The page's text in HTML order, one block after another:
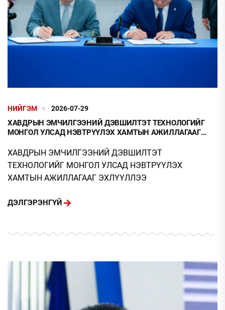
НИЙГЭМ 2026-07-29
ХАВДРЫН ЭМЧИЛГЭЭНИЙ ДЭВШИЛТЭТ ТЕХНОЛОГИЙГ
МОНГОЛ УЛСАД НЭВТРҮҮЛЭХ ХАМТЫН АЖИЛЛАГААГ
ХАВДРЫН ЭМЧИЛГЭЭНИЙ ДЭВШИЛТЭТ
ТЕХНОЛОГИЙГ МОНГОЛ УЛСАД НЭВТРҮҮЛЭХ
ХАМТЫН АЖИЛЛАГААГ ЭХЛҮҮЛЛЭЭ
ДЭЛГЭРЭНГҮЙ